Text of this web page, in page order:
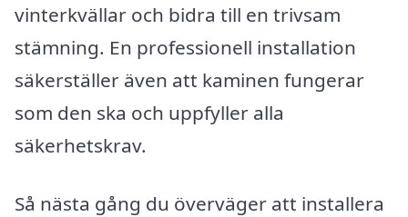
vinterkvällar och bidra till en trivsam
stämning. En professionell installation
säkerställer även att kaminen fungerar
som den ska och uppfyller alla
säkerhetskrav.
Så nästa gång du överväger att installera